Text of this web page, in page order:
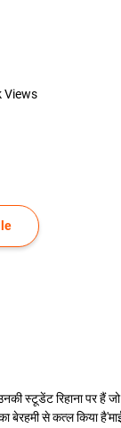
Views
रिहाना पर हैं
का बेरहमी से कत्ल